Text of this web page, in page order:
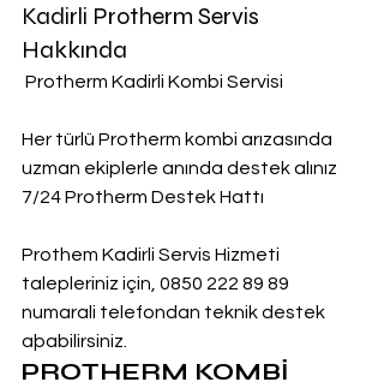
Kadirli Protherm Servis
Hakkında
Protherm Kadirli Kombi Servisi
Her türlü Protherm kombi arızasında
uzman ekiplerle anında destek alınız
7/24 Protherm Destek Hattı
Prothem Kadirli Servis Hizmeti
talepleriniz için, 0850 222 89 89
numarali telefondan teknik destek
aþabilirsiniz.
PROTHERM KOMBİ